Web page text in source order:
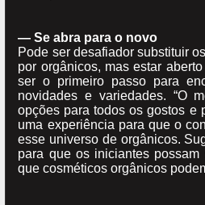
— Se abra para o novo
Pode ser desafiador substituir
por orgânicos, mas estar
ser o primeiro passo para
novidades e variedades. “O
opções para todos os gostos e
uma experiência para que o
esse universo de orgânicos.
para que os iniciantes
que cosméticos orgânicos